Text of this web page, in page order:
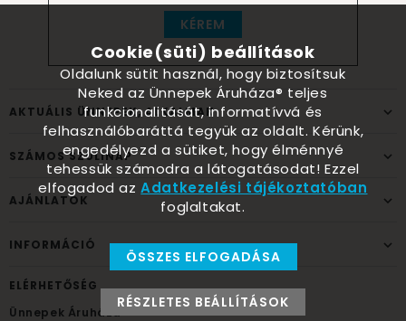
KÉREM
AKTUÁLIS ÜNNEPEK, ALKALMAK
SZÁMOS SZÜLINAP
AJÁNLATOK
INFORMÁCIÓ
ELÉRHETŐSÉG
Ünnepek Áruháza
Cookie(süti) beállítások
Oldalunk sütit használ, hogy biztosítsuk
Neked az Ünnepek Áruháza® teljes
funkcionalitását, informatívvá és
felhasználóbaráttá tegyük az oldalt. Kérünk,
engedélyezd a sütiket, hogy élménnyé
tehessük számodra a látogatásodat! Ezzel
elfogadod azAdatkezelési tájékoztatóban
foglaltakat.
ÖSSZES ELFOGADÁSA
RÉSZLETES BEÁLLÍTÁSOK